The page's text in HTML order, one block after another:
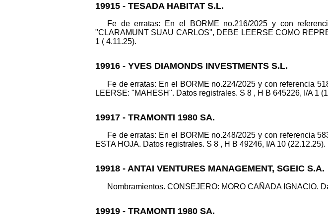
19915 - TESADA HABITAT S.L.
Fe de erratas: En el BORME no.216/2025 y con
"CLARAMUNT SUAU CARLOS", DEBE LEERSE COMO
1 ( 4.11.25).
19916 - YVES DIAMONDS INVESTMENTS S.L.
Fe de erratas: En el BORME no.224/2025 y con referencia
LEERSE: "MAHESH". Datos registrales. S 8 , H B 645226, I/A 1
19917 - TRAMONTI 1980 SA.
Fe de erratas: En el BORME no.248/2025 y con referencia
ESTA HOJA. Datos registrales. S 8 , H B 49246, I/A 10 (22.12.25).
19918 - ANTAI VENTURES MANAGEMENT, SGEIC S.A.
Nombramientos. CONSEJERO: MORO CAÑADA IGNACIO.
19919 - TRAMONTI 1980 SA.